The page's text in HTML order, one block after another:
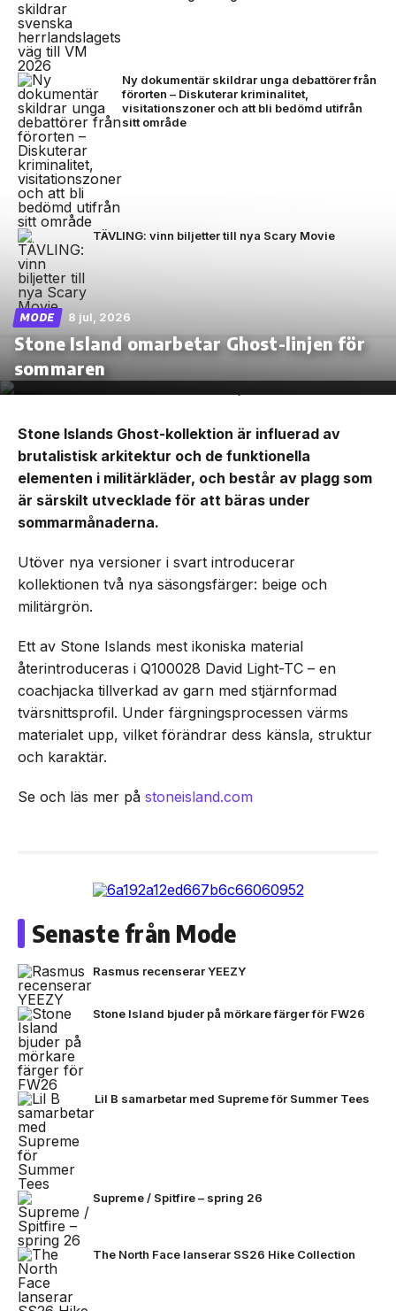
Ny dokumentär skildrar unga debattörer från
förorten – Diskuterar kriminalitet,
visitationszoner och att bli bedömd utifrån
sitt område
TÄVLING: vinn biljetter till nya Scary Movie
MODE 8 jul, 2026
Stone Island omarbetar Ghost-linjen för
sommaren
Stone Islands Ghost-kollektion är influerad av
brutalistisk arkitektur och de funktionella
elementen i militärkläder, och består av plagg som
är särskilt utvecklade för att bäras under
sommarmånaderna.
Utöver nya versioner i svart introducerar
kollektionen två nya säsongsfärger: beige och
militärgrön.
Ett av Stone Islands mest ikoniska material
återintroduceras i Q100028 David Light-TC – en
coachjacka tillverkad av garn med stjärnformad
tvärsnittsprofil. Under färgningsprocessen värms
materialet upp, vilket förändrar dess känsla, struktur
och karaktär.
Se och läs mer på stoneisland.com
Senaste från Mode
Rasmus recenserar YEEZY
Stone Island bjuder på mörkare färger för FW26
Lil B samarbetar med Supreme för Summer Tees
Supreme / Spitfire – spring 26
The North Face lanserar SS26 Hike Collection